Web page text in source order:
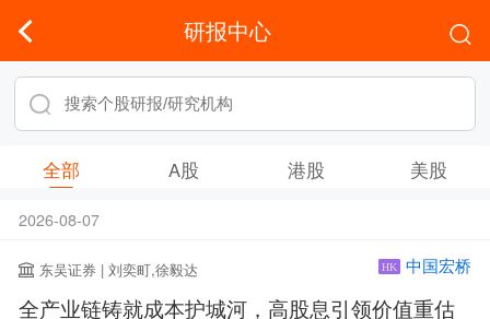
研报中心
全部 A股 港股 美股
2026-08-07
东吴证券 | 刘奕町,徐毅达 HK 中国宏桥
全产业链铸就成本护城河，高股息引领价值重估